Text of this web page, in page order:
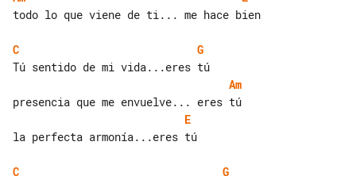
todo lo que viene de ti... me hace bien
C
G
Am
E
la perfecta armonía...eres tú
C
G